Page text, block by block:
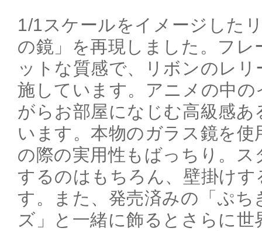
1/1スケールをイメージした
の鏡」を再現しました。フ
ットな質感で、リボンのレ
施しています。アニメの中
がらお部屋になじむ高級感
います。本物のガラス鏡を
の際の実用性もばっちり。
するのはもちろん、壁掛け
す。また、発売済みの「ぷち
ズ」と一緒に飾るとさらに